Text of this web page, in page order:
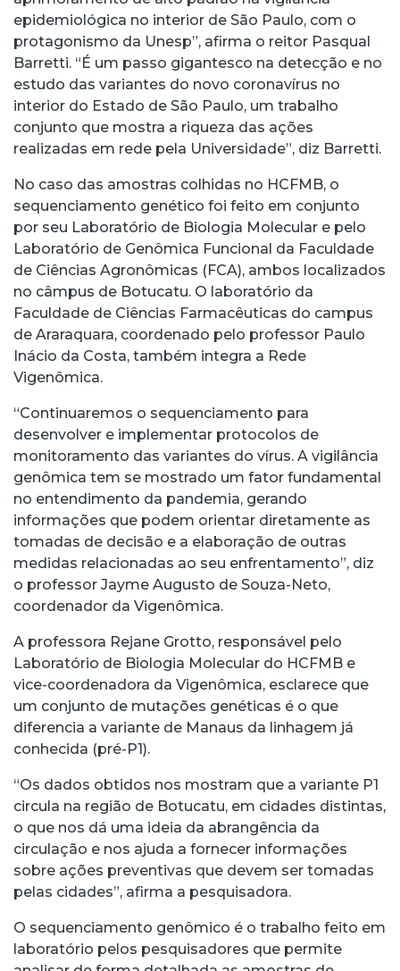
epidemiológica no interior de São Paulo, com o
protagonismo da Unesp”, afirma o reitor Pasqual
Barretti. “É um passo gigantesco na detecção e no
estudo das variantes do novo coronavírus no
interior do Estado de São Paulo, um trabalho
conjunto que mostra a riqueza das ações
realizadas em rede pela Universidade”, diz Barretti.
No caso das amostras colhidas no HCFMB, o
sequenciamento genético foi feito em conjunto
por seu Laboratório de Biologia Molecular e pelo
Laboratório de Genômica Funcional da Faculdade
de Ciências Agronômicas (FCA), ambos localizados
no câmpus de Botucatu. O laboratório da
Faculdade de Ciências Farmacêuticas do campus
de Araraquara, coordenado pelo professor Paulo
Inácio da Costa, também integra a Rede
Vigenômica.
“Continuaremos o sequenciamento para
desenvolver e implementar protocolos de
monitoramento das variantes do vírus. A vigilância
genômica tem se mostrado um fator fundamental
no entendimento da pandemia, gerando
informações que podem orientar diretamente as
tomadas de decisão e a elaboração de outras
medidas relacionadas ao seu enfrentamento”, diz
o professor Jayme Augusto de Souza-Neto,
coordenador da Vigenômica.
A professora Rejane Grotto, responsável pelo
Laboratório de Biologia Molecular do HCFMB e
vice-coordenadora da Vigenômica, esclarece que
um conjunto de mutações genéticas é o que
diferencia a variante de Manaus da linhagem já
conhecida (pré-P1).
“Os dados obtidos nos mostram que a variante P1
circula na região de Botucatu, em cidades distintas,
o que nos dá uma ideia da abrangência da
circulação e nos ajuda a fornecer informações
sobre ações preventivas que devem ser tomadas
pelas cidades”, afirma a pesquisadora.
O sequenciamento genômico é o trabalho feito em
laboratório pelos pesquisadores que permite